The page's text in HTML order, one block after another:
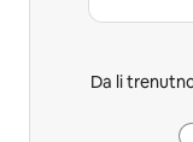
Da li